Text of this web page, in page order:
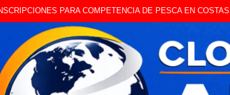
PARA COMPETENCIA DE PESCA EN